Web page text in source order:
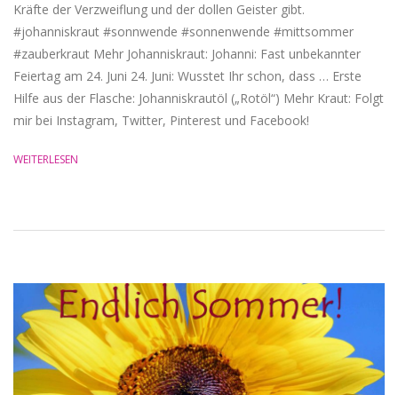
Kräfte der Verzweiflung und der dollen Geister gibt.
#johanniskraut #sonnwende #sonnenwende #mittsommer
#zauberkraut Mehr Johanniskraut: Johanni: Fast unbekannter
Feiertag am 24. Juni 24. Juni: Wusstet Ihr schon, dass … Erste
Hilfe aus der Flasche: Johanniskrautöl („Rotöl“) Mehr Kraut: Folgt
mir bei Instagram, Twitter, Pinterest und Facebook!
WEITERLESEN